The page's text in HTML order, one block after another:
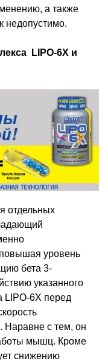
а также
недопустимо.
LIPO-6X и
отдельных
уровень
бета 3-
указанного
LIPO-6X перед
Наравне с тем, он
мышц. Кроме
снижению